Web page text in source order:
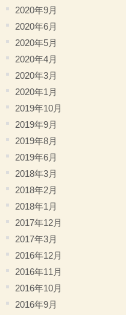
2020年9月
2020年6月
2020年5月
2020年4月
2020年3月
2020年1月
2019年10月
2019年9月
2019年8月
2019年6月
2018年3月
2018年2月
2018年1月
2017年12月
2017年3月
2016年12月
2016年11月
2016年10月
2016年9月